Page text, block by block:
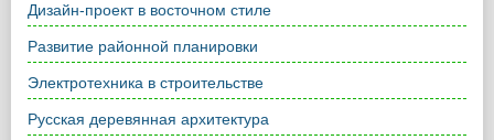
Дизайн-проект в восточном стиле
Развитие районной планировки
Электротехника в строительстве
Русская деревянная архитектура